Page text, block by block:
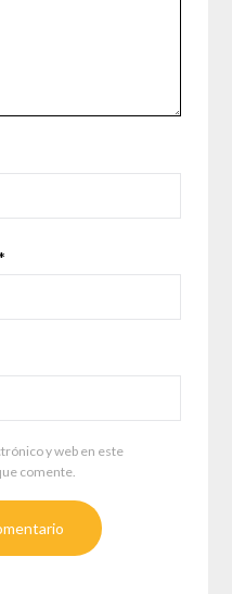
y web en este
comente.